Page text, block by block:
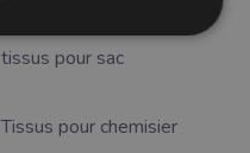
tissus pour sac
Tissus pour chemisier